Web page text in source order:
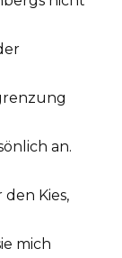
an.
Kies,
mich